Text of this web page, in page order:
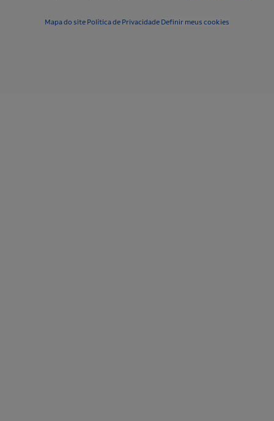
Mapa do site Política de Privacidade Definir meus cookies